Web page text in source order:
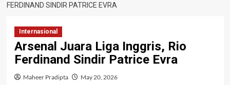
FERDINAND SINDIR PATRICE EVRA
Internasional
Arsenal Juara Liga Inggris, Rio
Ferdinand Sindir Patrice Evra
Maheer Pradipta May 20, 2026